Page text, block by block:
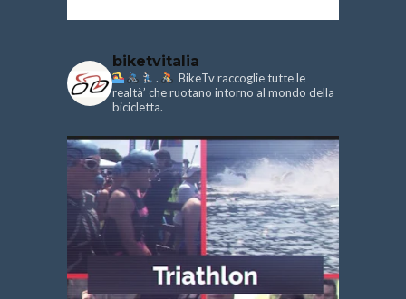
biketvitalia
.
BikeTv raccoglie tutte le
realtà’ che ruotano intorno al mondo della
bicicletta.